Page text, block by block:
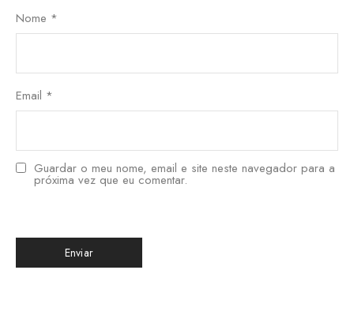
Nome *
Email *
Guardar o meu nome, email e site neste navegador para a
próxima vez que eu comentar.